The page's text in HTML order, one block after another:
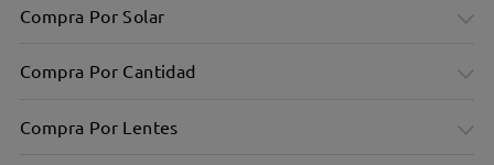
Compra Por Solar
Compra Por Cantidad
Compra Por Lentes